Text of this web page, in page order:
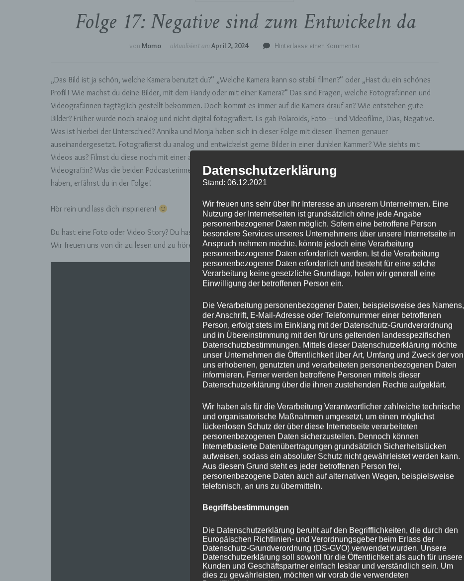
Folge 17: Negative sind zum Entwickeln da
von Momo aktualisiert am April 2, 2024 Hinterlasse einen Kommentar
Negative
sind
zum
Entwickeln
da
„Das Bild ist ja schön, welche Kamera benutzt du?“ „Welche Kamera kann so stabil filmen?“ oder „Hast du ein schönes
Profil! Wie machst du deine Bilder, mit dem Handy oder mit einer Kamera?“ Das sind Fragen, welche Fotograf:innen und
Videograf:innen tagtäglich gestellt bekommen. Doch kommt es immer auf die Kamera drauf an? Wie entstehen gute
Bilder? Früher wurde noch analog und nicht digital fotografiert. Es gab Polaroids, Foto – und Videofilme, Dias, Negative.
Was ist hierbei der Unterschied? Annika und Monja haben sich in dieser Folge mit diesen Themen genauer
auseinandergesetzt. Fotografierst du analog und entwickelst gerne Bilder in einer dunklen Kammer? Wie siehts mit
Videos aus? Filmst du diese noch mit einer analogen Filmkamera? Oder bist du eher der digitale Fotograf:in oder
Videograf:in? Was die beiden Podcasterinnen tun, worin ihr Interesse liegt und was sie für Neuigkeiten zu erzählen
haben, erfährst du in der Folge!
Hör rein und lass dich inspirieren!
Du hast eine Foto oder Video Story? Du hast eine Foto oder Video Challenge?!
Wir freuen uns von dir zu lesen und zu hören.
Datenschutzerklärung
Stand: 06.12.2021
Wir freuen uns sehr über Ihr Interesse an unserem Unternehmen. Eine
Nutzung der Internetseiten ist grundsätzlich ohne jede Angabe
personenbezogener Daten möglich. Sofern eine betroffene Person
besondere Services unseres Unternehmens über unsere Internetseite in
Anspruch nehmen möchte, könnte jedoch eine Verarbeitung
personenbezogener Daten erforderlich werden. Ist die Verarbeitung
personenbezogener Daten erforderlich und besteht für eine solche
Verarbeitung keine gesetzliche Grundlage, holen wir generell eine
Einwilligung der betroffenen Person ein.
Die Verarbeitung personenbezogener Daten, beispielsweise des Namens,
der Anschrift, E-Mail-Adresse oder Telefonnummer einer betroffenen
Person, erfolgt stets im Einklang mit der Datenschutz-Grundverordnung
und in Übereinstimmung mit den für uns geltenden landesspezifischen
Datenschutzbestimmungen. Mittels dieser Datenschutzerklärung möchte
unser Unternehmen die Öffentlichkeit über Art, Umfang und Zweck der von
uns erhobenen, genutzten und verarbeiteten personenbezogenen Daten
informieren. Ferner werden betroffene Personen mittels dieser
Datenschutzerklärung über die ihnen zustehenden Rechte aufgeklärt.
Wir haben als für die Verarbeitung Verantwortlicher zahlreiche technische
und organisatorische Maßnahmen umgesetzt, um einen möglichst
lückenlosen Schutz der über diese Internetseite verarbeiteten
personenbezogenen Daten sicherzustellen. Dennoch können
Internetbasierte Datenübertragungen grundsätzlich Sicherheitslücken
aufweisen, sodass ein absoluter Schutz nicht gewährleistet werden kann.
Aus diesem Grund steht es jeder betroffenen Person frei,
personenbezogene Daten auch auf alternativen Wegen, beispielsweise
telefonisch, an uns zu übermitteln.
Begriffsbestimmungen
Die Datenschutzerklärung beruht auf den Begrifflichkeiten, die durch den
Europäischen Richtlinien- und Verordnungsgeber beim Erlass der
Datenschutz-Grundverordnung (DS-GVO) verwendet wurden. Unsere
Datenschutzerklärung soll sowohl für die Öffentlichkeit als auch für unsere
Kunden und Geschäftspartner einfach lesbar und verständlich sein. Um
dies zu gewährleisten, möchten wir vorab die verwendeten